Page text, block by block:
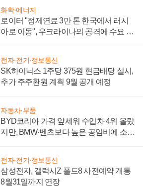
화학·에너지
로이터 "정제연료 3만 톤 한국에서 러시
아로 이동", 우크라이나의 공격에 수요 늘
전자·전기·정보통신
SK하이닉스 1주당 375원 현금배당 실시,
추가 주주환원 계획 9월 공개 예정
자동차·부품
BYD코리아 가격 앞세워 수입차 4위 올랐
지만, BMW·벤츠보다 높은 공임비에 소비
전자·전기·정보통신
삼성전자, 갤럭시Z 폴드8 사전예약 개통
8월31일까지 연장